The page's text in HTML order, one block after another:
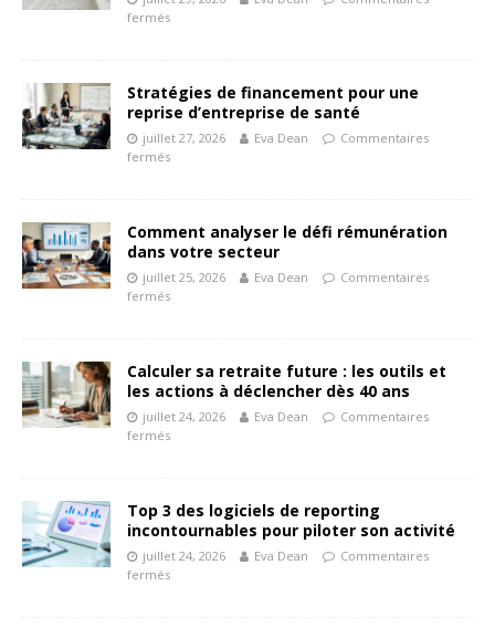
fermés
Stratégies de financement pour une
reprise d’entreprise de santé
juillet 27, 2026 Eva Dean
Commentaires
fermés
Comment analyser le défi rémunération
dans votre secteur
juillet 25, 2026 Eva Dean
Commentaires
fermés
Calculer sa retraite future : les outils et
les actions à déclencher dès 40 ans
juillet 24, 2026 Eva Dean
Commentaires
fermés
Top 3 des logiciels de reporting
incontournables pour piloter son activité
juillet 24, 2026 Eva Dean
Commentaires
fermés